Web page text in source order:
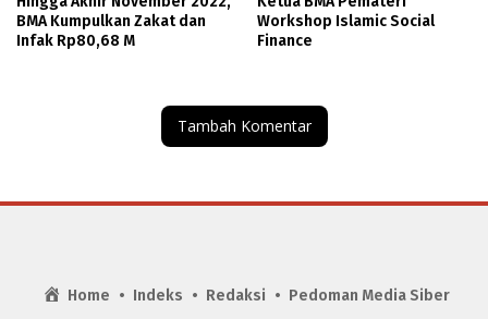
BMA Kumpulkan Zakat dan
Infak Rp80,68 M
Workshop Islamic Social
Finance
Tambah Komentar
Home Indeks Redaksi Pedoman Media Siber